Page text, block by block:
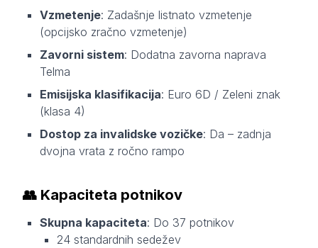
Vzmetenje: Zadašnje listnato vzmetenje
(opcijsko zračno vzmetenje)
Zavorni sistem: Dodatna zavorna naprava
Telma
Emisijska klasifikacija: Euro 6D / Zeleni znak
(klasa 4)
Dostop za invalidske vozičke: Da – zadnja
dvojna vrata z ročno rampo
👥 Kapaciteta potnikov
Skupna kapaciteta: Do 37 potnikov
24 standardnih sedežev